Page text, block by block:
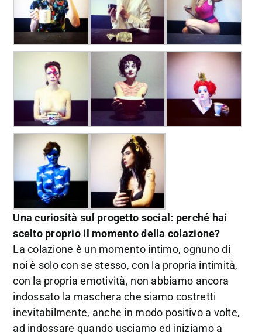
Una curiosità sul progetto social: perché hai
scelto proprio il momento della colazione?
La colazione è un momento intimo, ognuno di
noi è solo con se stesso, con la propria intimità,
con la propria emotività, non abbiamo ancora
indossato la maschera che siamo costretti
inevitabilmente, anche in modo positivo a volte,
ad indossare quando usciamo ed iniziamo a